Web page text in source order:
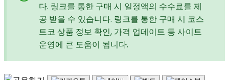
다. 링크를 통한 구매 시 일정액의 수수료를 제
공 받을 수 있습니다. 링크를 통한 구매 시 코스
트코 상품 정보 확인, 가격 업데이트 등 사이트
운영에 큰 도움이 됩니다.